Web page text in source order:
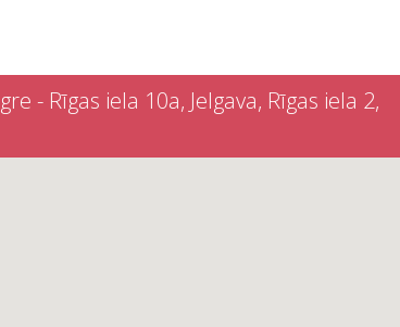
- Rīgas iela 10a, Jelgava, Rīgas iela 2,